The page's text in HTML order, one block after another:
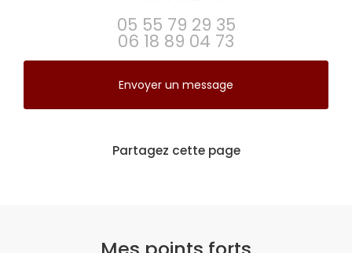
05 55 79 29 35
06 18 89 04 73
Envoyer un message
Partagez cette page